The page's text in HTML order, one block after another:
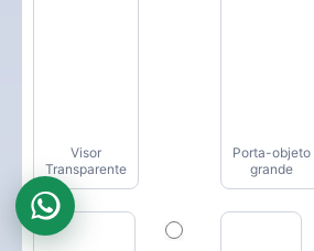
Visor
Transparente
Porta-objeto
grande